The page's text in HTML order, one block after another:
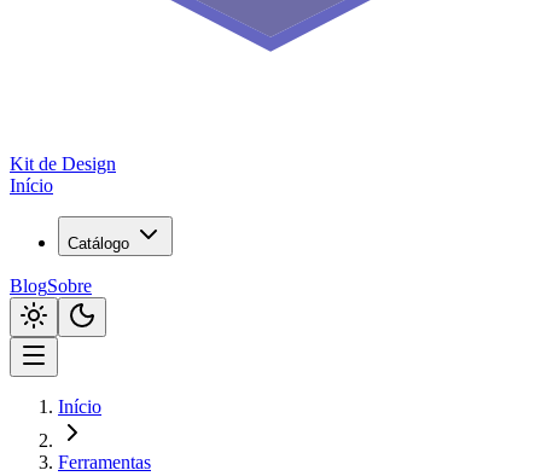
Kit de Design
Início
Catálogo
BlogSobre
Início
Ferramentas